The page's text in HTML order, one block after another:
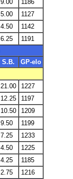
9.00
1186
5.00
1127
4.50
1142
6.25
1191
S.B.
GP-elo
21.00
1227
12.25
1197
10.50
1209
9.50
1199
7.25
1233
4.50
1225
4.25
1185
2.75
1216